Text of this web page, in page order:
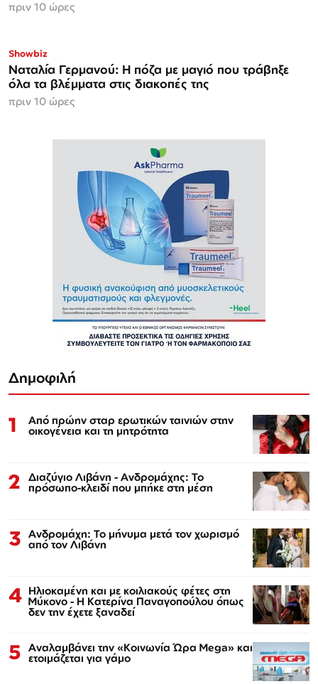
πριν 10 ώρες
Showbiz
Ναταλία Γερμανού: Η πόζα με μαγιό που τράβηξε
όλα τα βλέμματα στις διακοπές της
πριν 10 ώρες
Δημοφιλή
1 Από πρώην σταρ ερωτικών ταινιών στην
οικογένεια και τη μητρότητα
2 Διαζύγιο Λιβάνη - Ανδρομάχης: Το
πρόσωπο-κλειδί που μπήκε στη μέση
3 Ανδρομάχη: Το μήνυμα μετά τον χωρισμό
από τον Λιβάνη
4 Ηλιοκαμένη και με κοιλιακούς φέτες στη
Μύκονο - Η Κατερίνα Παναγοπούλου όπως
δεν την έχετε ξαναδεί
5 Αναλαμβάνει την «Κοινωνία Ώρα Mega» και
ετοιμάζεται για γάμο